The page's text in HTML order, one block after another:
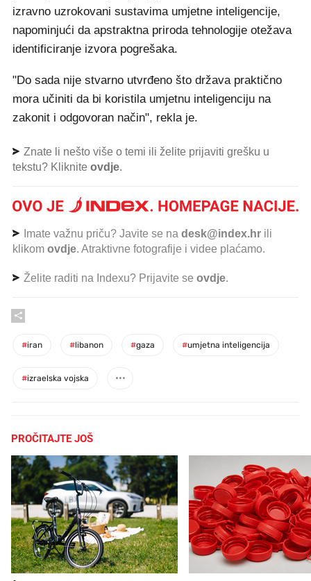
izravno uzrokovani sustavima umjetne inteligencije,
napominjući da apstraktna priroda tehnologije otežava
identificiranje izvora pogrešaka.
"Do sada nije stvarno utvrđeno što država praktično
mora učiniti da bi koristila umjetnu inteligenciju na
zakonit i odgovoran način", rekla je.
Znate li nešto više o temi ili želite prijaviti grešku u
tekstu? Kliknite ovdje.
Imate važnu priču? Javite se na desk@index.hr ili
klikom ovdje. Atraktivne fotografije i videe plaćamo.
Želite raditi na Indexu? Prijavite se ovdje.
#iran #libanon #gaza #umjetna inteligencija
#izraelska vojska
PROČITAJTE JOŠ